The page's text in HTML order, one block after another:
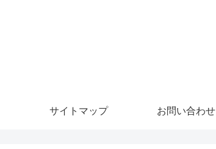
サイトマップ お問い合わせ